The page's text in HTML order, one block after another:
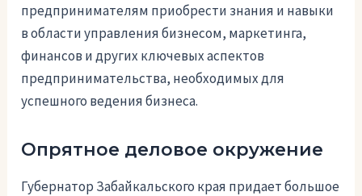
предпринимателям приобрести знания и навыки
в области управления бизнесом, маркетинга,
финансов и других ключевых аспектов
предпринимательства, необходимых для
успешного ведения бизнеса.
Опрятное деловое окружение
Губернатор Забайкальского края придает большое